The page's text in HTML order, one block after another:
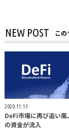
NEW POST この
2020.11.13
DeFi市場に再び追い風
の資金が流入